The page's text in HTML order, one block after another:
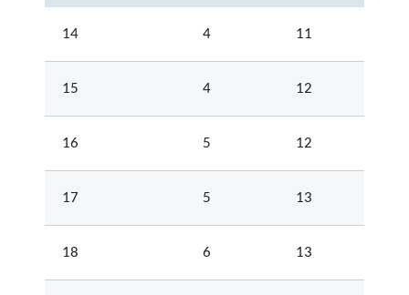
14 4 11
15 4 12
16 5 12
17 5 13
18 6 13